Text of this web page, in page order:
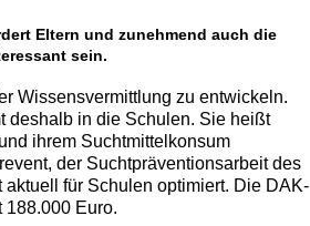
Eltern und zunehmend auch die
sein.
Wissensvermittlung zu entwickeln.
deshalb in die Schulen. Sie heißt
ihrem Suchtmittelkonsum
der Suchtpräventionsarbeit des
für Schulen optimiert. Die DAK-
188.000 Euro.